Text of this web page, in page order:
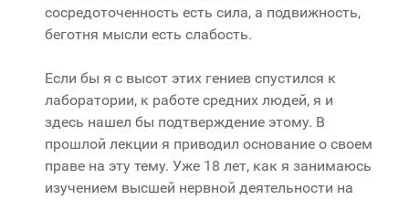
сосредоточенность есть сила, а подвижность,
беготня мысли есть слабость.
Если бы я с высот этих гениев спустился к
лаборатории, к работе средних людей, я и
здесь нашел бы подтверждение этому. В
прошлой лекции я приводил основание о своем
праве на эту тему. Уже 18 лет, как я занимаюсь
изучением высшей нервной деятельности на